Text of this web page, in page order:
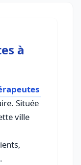
à
Située
ville